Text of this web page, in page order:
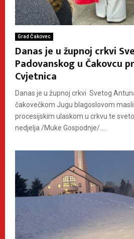
Grad Čakovec
Danas je u župnoj crkvi
Padovanskog u Čakovcu
Cvjetnica
Danas je u župnoj crkvi Svetog
čakovečkom Jugu blagoslovom
procesijskim ulaskom u crkvu te
nedjelja /Muke Gospodnje/....